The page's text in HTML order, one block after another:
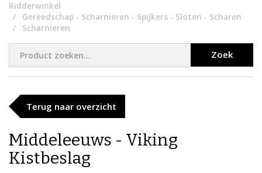
Ridderwinkel
Gereedschap - Scharnieren - Spijkers - Sloten - Scharen
Scharnieren
Zoek
Terug naar overzicht
Middeleeuws - Viking
Kistbeslag